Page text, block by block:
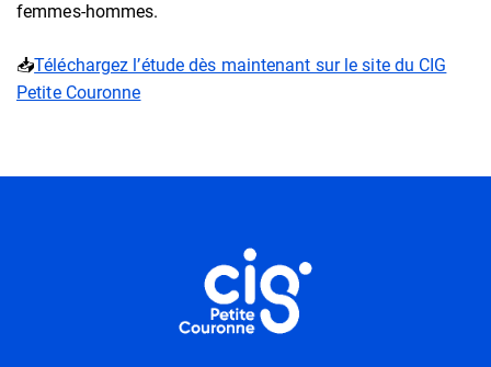
femmes-hommes.
📥Téléchargez l’étude dès maintenant sur le site du CIG
Petite Couronne